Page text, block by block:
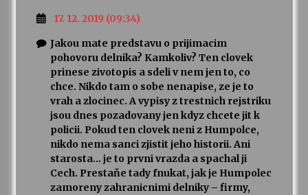
17. 12. 2019 (09:34)
Jakou mate predstavu o prijimacim
pohovoru delnika? Kamkoliv? Ten clovek
prinese zivotopis a sdeli v nem jen to, co
chce. Nikdo tam o sobe nenapise, ze je to
vrah a zlocinec. A vypisy z trestnich rejstriku
jsou dnes pozadovany jen kdyz chcete jit k
policii. Pokud ten clovek neni z Humpolce,
nikdo nema sanci zjistit jeho historii. Ani
starosta… je to prvni vrazda a spachal ji
Cech. Prestaňe tady fnukat, jak je Humpolec
zamoreny zahranicnimi delniky – firmy,